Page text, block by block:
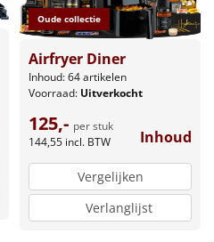
Oude collectie
Airfryer Diner
Inhoud: 64 artikelen
Voorraad: Uitverkocht
125,- per stuk
144,55 incl. BTW Inhoud
Vergelijken
Verlanglijst